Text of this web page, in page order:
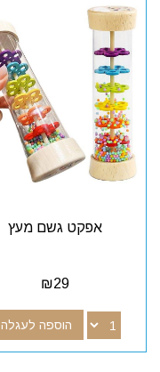
אפקט גשם מעץ
₪29
הוספה לעגלה